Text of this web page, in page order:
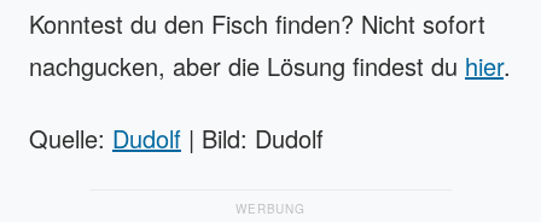
Konntest du den Fisch finden? Nicht sofort
nachgucken, aber die Lösung findest du hier.
Quelle: Dudolf | Bild: Dudolf
WERBUNG